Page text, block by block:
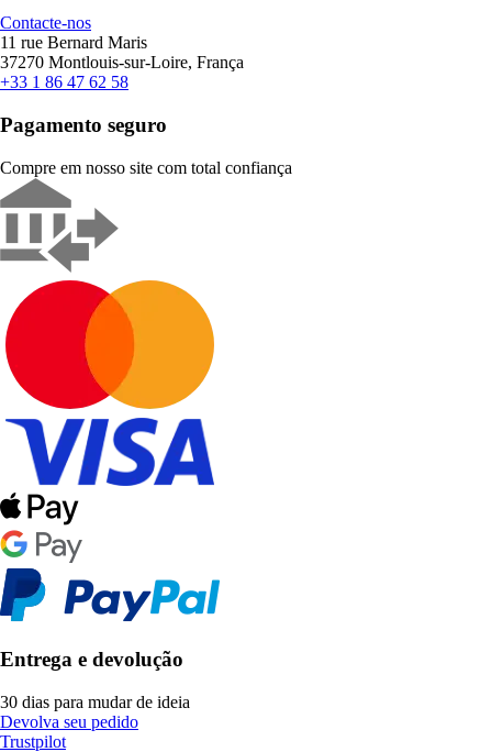
Contacte-nos
11 rue Bernard Maris
37270 Montlouis-sur-Loire, França
+33 1 86 47 62 58
Pagamento seguro
Compre em nosso site com total confiança
Entrega e devolução
30 dias para mudar de ideia
Devolva seu pedido
Trustpilot